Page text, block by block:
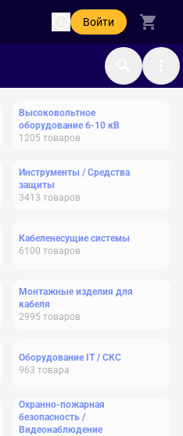
Войти
Высоковольтное
оборудование 6-10 кВ
1205 товаров
Инструменты / Средства
защиты
3413 товаров
Кабеленесущие системы
6100 товаров
Монтажные изделия для
кабеля
2995 товаров
Оборудование IT / СКС
963 товара
Охранно-пожарная
безопасность /
Видеонаблюдение